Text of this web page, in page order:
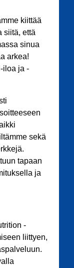
kiittää
siitä, että
sinua
arkea!
iloa ja -
sekä
tapaan
ja
-
liittyen,